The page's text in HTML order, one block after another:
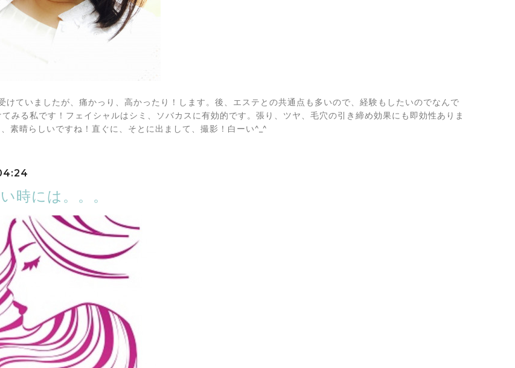
けていましたが、痛かっり、高かったり！します。後、エステとの共通点も多いので、経験もしたいのでなんで
てみる私です！フェイシャルはシミ、ソバカスに有効的です。張り、ツヤ、毛穴の引き締め効果にも即効性ありま
素晴らしいですね！直ぐに、そとに出まして、撮影！白ーい^_^
時には。。。